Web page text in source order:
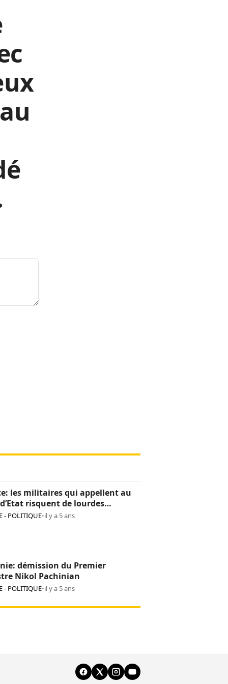
les militaires qui appellent au
risquent de lourdes
- POLITIQUE•il y a 5 ans
démission du Premier
Nikol Pachinian
- POLITIQUE•il y a 5 ans